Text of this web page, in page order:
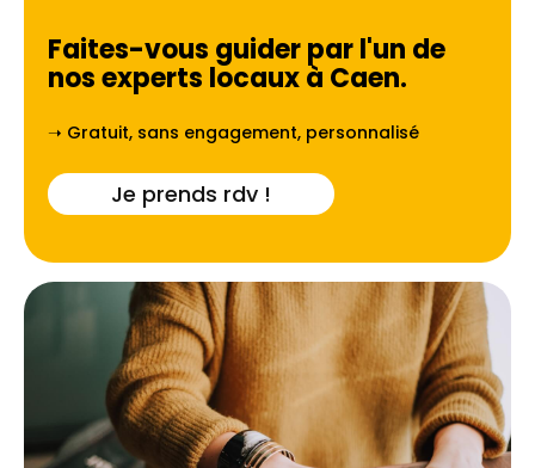
Faites-vous guider par l'un de
nos experts locaux à Caen.
➝ Gratuit, sans engagement, personnalisé
Je prends rdv !